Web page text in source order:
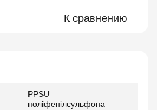
К сравнению
PPSU
поліфенілсульфона